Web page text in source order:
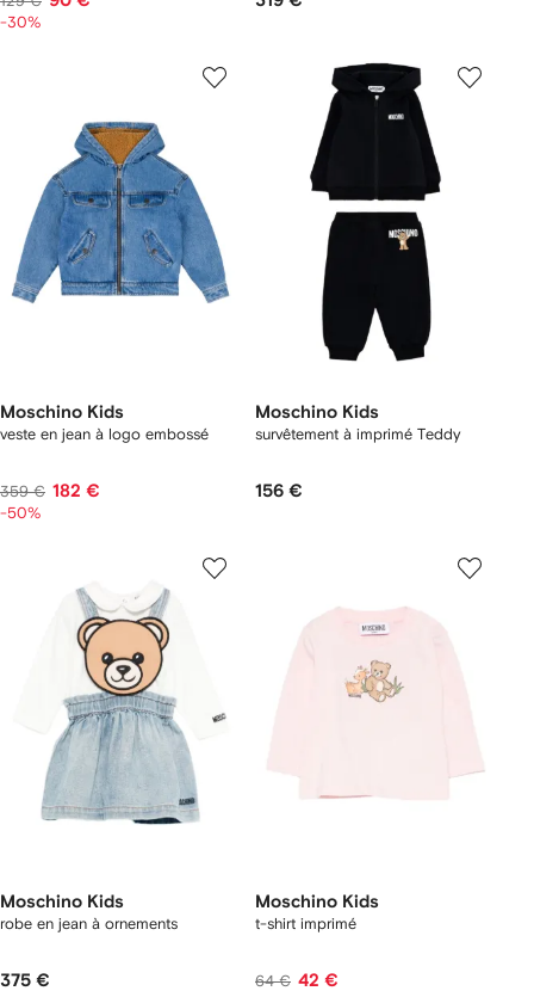
-30%
Moschino Kids
veste en jean à logo embossé
359 € 182 €
-50%
Moschino Kids
survêtement à imprimé Teddy
156 €
Moschino Kids
robe en jean à ornements
375 €
Moschino Kids
t-shirt imprimé
64 € 42 €